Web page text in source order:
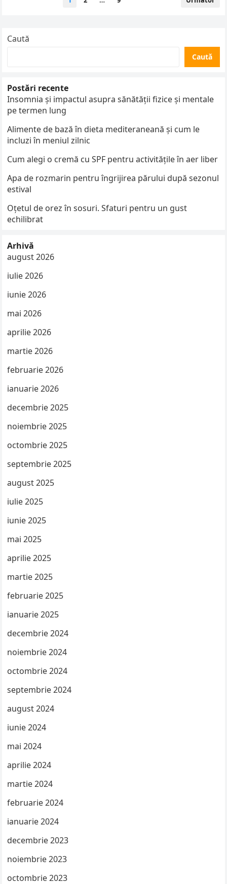
Caută
Caută
Postări recente
Insomnia și impactul asupra sănătății fizice și mentale
pe termen lung
Alimente de bază în dieta mediteraneană și cum le
incluzi în meniul zilnic
Cum alegi o cremă cu SPF pentru activitățile în aer liber
Apa de rozmarin pentru îngrijirea părului după sezonul
estival
Oțetul de orez în sosuri. Sfaturi pentru un gust
echilibrat
Arhivă
august 2026
iulie 2026
iunie 2026
mai 2026
aprilie 2026
martie 2026
februarie 2026
ianuarie 2026
decembrie 2025
noiembrie 2025
octombrie 2025
septembrie 2025
august 2025
iulie 2025
iunie 2025
mai 2025
aprilie 2025
martie 2025
februarie 2025
ianuarie 2025
decembrie 2024
noiembrie 2024
octombrie 2024
septembrie 2024
august 2024
iunie 2024
mai 2024
aprilie 2024
martie 2024
februarie 2024
ianuarie 2024
decembrie 2023
noiembrie 2023
octombrie 2023